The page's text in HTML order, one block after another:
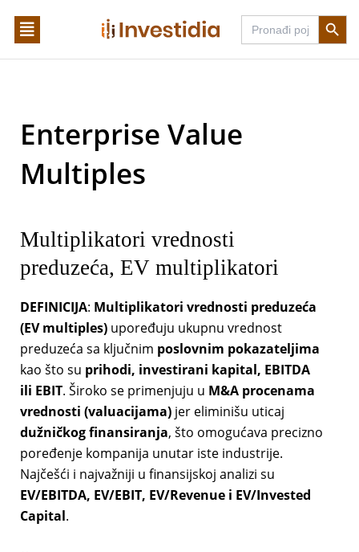
Search
for:
Search
Enterprise Value
Multiples
Multiplikatori vrednosti
preduzeća, EV multiplikatori
DEFINICIJA: Multiplikatori vrednosti preduzeća
(EV multiples)upoređuju ukupnu vrednost
preduzeća sa ključnim poslovnim pokazateljima
kao što su prihodi, investirani kapital, EBITDA
ili EBIT. Široko se primenjuju u M&A procenama
vrednosti (valuacijama)jer eliminišu uticaj
dužničkog finansiranja, što omogućava precizno
poređenje kompanija unutar iste industrije.
Najčešći i najvažniji u finansijskoj analizi su
EV/EBITDA, EV/EBIT, EV/Revenue i EV/Invested
Capital.